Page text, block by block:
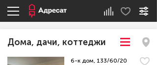
Дома, дачи, коттеджи
6-к дом, 133/60/20